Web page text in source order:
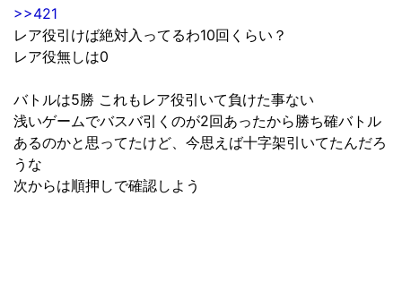
>>421
レア役引けば絶対入ってるわ10回くらい？
レア役無しは0
バトルは5勝 これもレア役引いて負けた事ない
浅いゲームでバスバ引くのが2回あったから勝ち確バトル
あるのかと思ってたけど、今思えば十字架引いてたんだろ
うな
次からは順押しで確認しよう